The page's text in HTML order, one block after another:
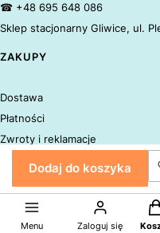
☎ +48 695 648 086
Sklep stacjonarny Gliwice, ul.
ZAKUPY
Dostawa
Płatności
Zwroty i reklamacje
Sklep
Dodaj do koszyka
Menu Zaloguj się